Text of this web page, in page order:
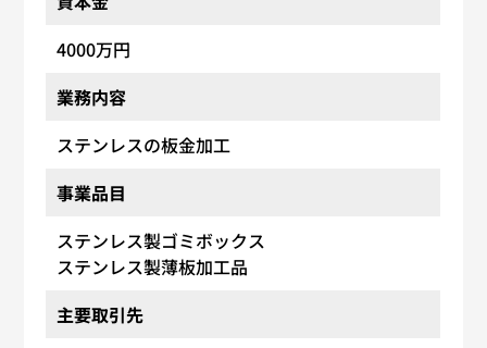
4000万円
業務内容
ステンレスの板金加工
事業品目
ステンレス製ゴミボックス
ステンレス製薄板加工品
主要取引先